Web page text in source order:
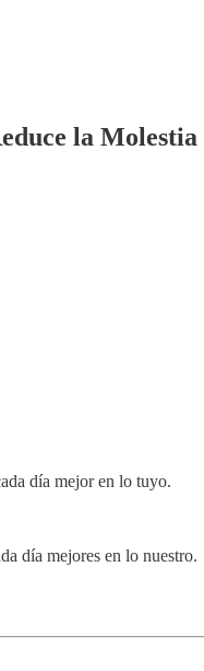
la Molestia
día mejor en lo tuyo.
día mejores en lo nuestro.